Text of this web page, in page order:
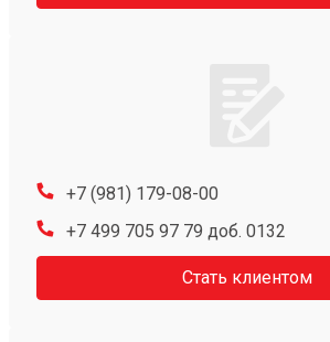
+7 (981) 179-08-00
+7 499 705 97 79 доб. 0132
Стать клиентом